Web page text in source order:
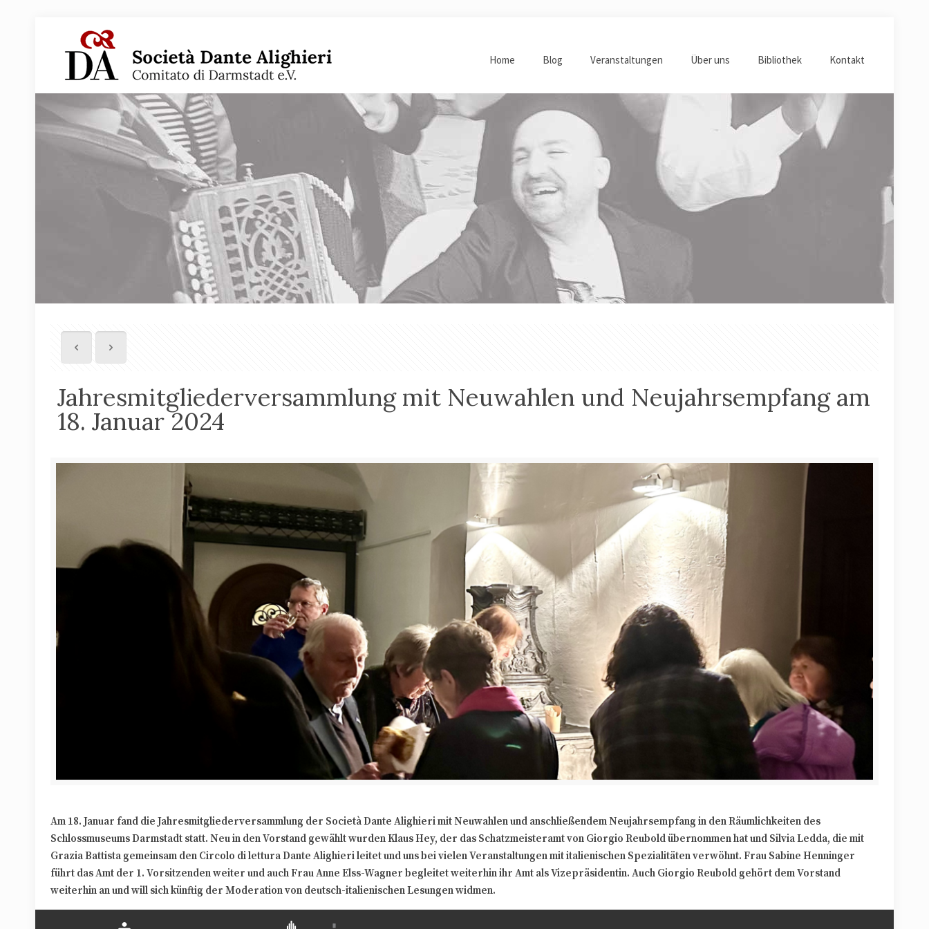
Home Blog Veranstaltungen Über uns Bibliothek Kontakt
Jahresmitgliederversammlung mit Neuwahlen und Neujahrsempfang am
18. Januar 2024
Am 18. Januar fand die Jahresmitgliederversammlung der Società Dante Alighieri mit Neuwahlen und anschließendem Neujahrsempfang in den Räumlichkeiten des
Schlossmuseums Darmstadt statt. Neu in den Vorstand gewählt wurden Klaus Hey, der das Schatzmeisteramt von Giorgio Reubold übernommen hat und Silvia Ledda, die mit
Grazia Battista gemeinsam den Circolo di lettura Dante Alighieri leitet und uns bei vielen Veranstaltungen mit italienischen Spezialitäten verwöhnt. Frau Sabine Henninger
führt das Amt der 1. Vorsitzenden weiter und auch Frau Anne Elss-Wagner begleitet weiterhin ihr Amt als Vizepräsidentin. Auch Giorgio Reubold gehört dem Vorstand
weiterhin an und will sich künftig der Moderation von deutsch-italienischen Lesungen widmen.